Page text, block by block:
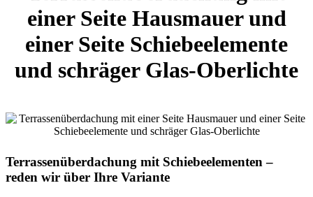
einer Seite Hausmauer und
einer Seite Schiebeelemente
und schräger Glas-Oberlichte
Terrassenüberdachung mit Schiebeelementen –
reden wir über Ihre Variante